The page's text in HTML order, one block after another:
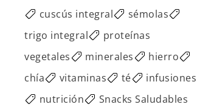
cuscús integral
sémolas
trigo integral
proteínas
vegetales
minerales
hierro
chía
vitaminas té
infusiones
nutrición
Snacks Saludables